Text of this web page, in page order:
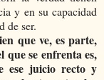
y en su capacidad
de ser.
que ve, es parte,
que se enfrenta es,
ese juicio recto y